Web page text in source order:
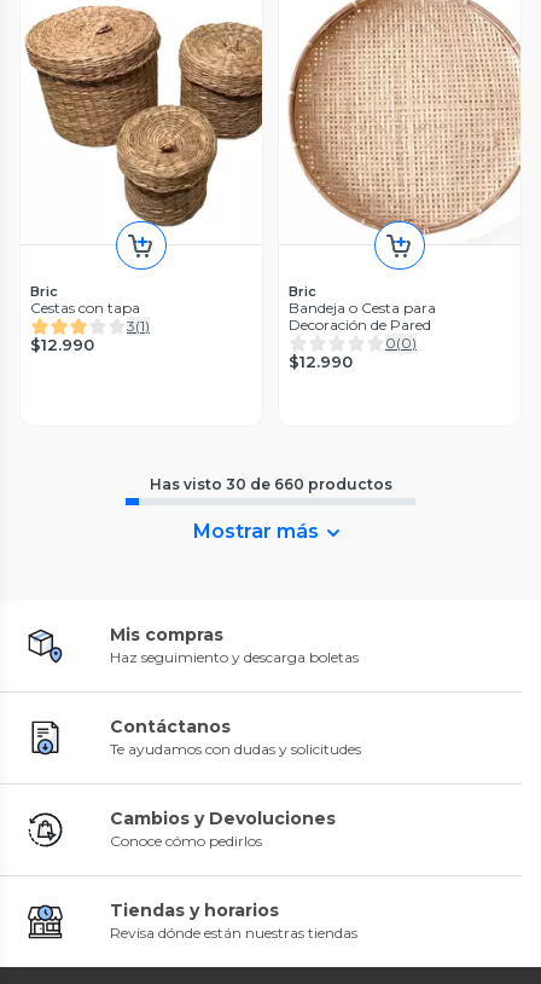
Bric
Cestas con tapa
3(1)
$12.990
Bric
Bandeja o Cesta para
Decoración de Pared
0(0)
$12.990
Has visto 30 de 660 productos
Mostrar más
Mis compras
Haz seguimiento y descarga boletas
Contáctanos
Te ayudamos con dudas y solicitudes
Cambios y Devoluciones
Conoce cómo pedirlos
Tiendas y horarios
Revisa dónde están nuestras tiendas